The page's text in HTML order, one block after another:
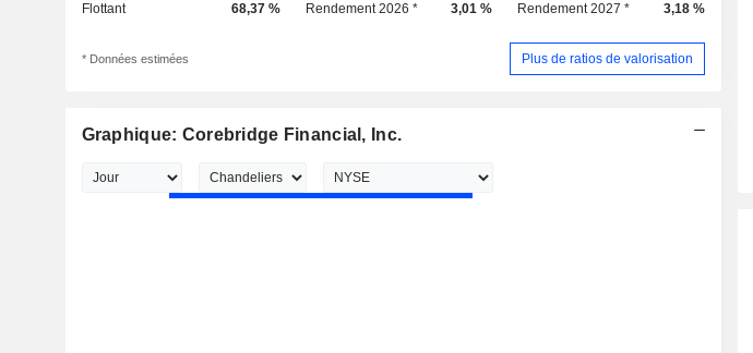
Flottant 68,37 % Rendement 2026 * 3,01 % Rendement 2027 * 3,18 %
* Données estimées Plus de ratios de valorisation
Graphique: Corebridge Financial, Inc.